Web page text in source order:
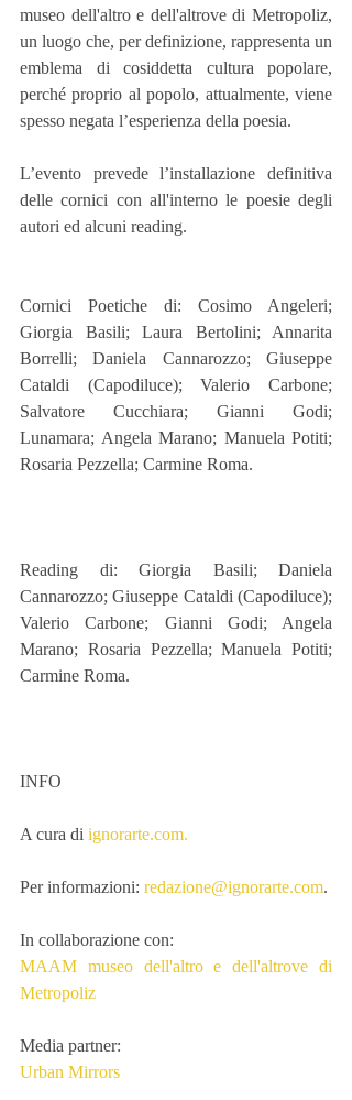
museo dell'altro e dell'altrove di Metropoliz,
un luogo che, per definizione, rappresenta un
emblema di cosiddetta cultura popolare,
perché proprio al popolo, attualmente, viene
spesso negata l’esperienza della poesia.
L’evento prevede l’installazione definitiva
delle cornici con all'interno le poesie degli
autori ed alcuni reading.
Cornici Poetiche di: Cosimo Angeleri;
Giorgia Basili; Laura Bertolini; Annarita
Borrelli; Daniela Cannarozzo; Giuseppe
Cataldi (Capodiluce); Valerio Carbone;
Salvatore Cucchiara; Gianni Godi;
Lunamara; Angela Marano; Manuela Potiti;
Rosaria Pezzella; Carmine Roma.
Reading di: Giorgia Basili; Daniela
Cannarozzo; Giuseppe Cataldi (Capodiluce);
Valerio Carbone; Gianni Godi; Angela
Marano; Rosaria Pezzella; Manuela Potiti;
Carmine Roma.
INFO
A cura di ignorarte.com.
Per informazioni: redazione@ignorarte.com.
In collaborazione con:
MAAM museo dell'altro e dell'altrove di
Metropoliz
Media partner:
Urban Mirrors